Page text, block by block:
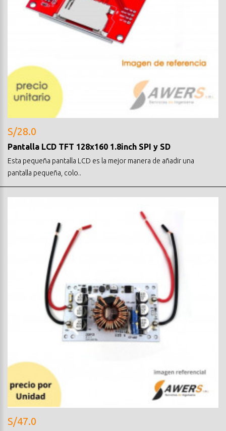
S/28.0
Pantalla LCD TFT 128x160 1.8inch SPI y SD
Esta pequeña pantalla LCD es la mejor manera de añadir una
pantalla pequeña, colo..
S/47.0